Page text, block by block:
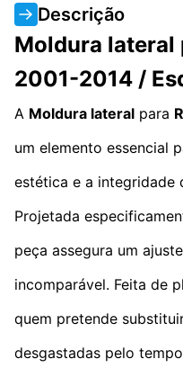
Descrição
Moldura lateral
2001-2014 /
A Moldura lateral para
um elemento essencial
estética e a integridade
Projetada
peça assegura um
incomparável. Feita de
quem pretende
desgastadas pelo